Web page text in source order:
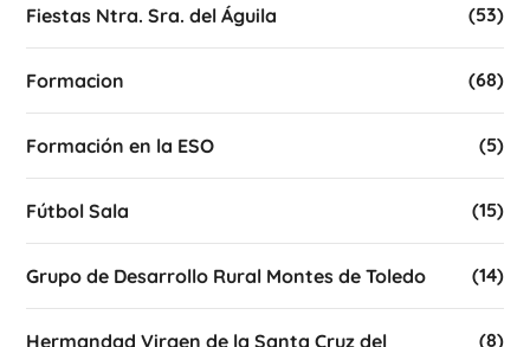
Fiestas Ntra. Sra. del Águila (53)
Formacion (68)
Formación en la ESO (5)
Fútbol Sala (15)
Grupo de Desarrollo Rural Montes de Toledo (14)
Hermandad Virgen de la Santa Cruz del
(8)